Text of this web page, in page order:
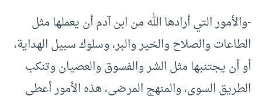
-والأمور التي أرادها الله من ابن آدم أن يعملها مثل
الطاعات والصلاح والخير والبر، وسلوك سبيل الهداية،
أو أن يجتنبها مثل الشر والفسوق والعصيان وتنكب
الطريق السوي، والمنهج المرضى، هذه الأمور أعطى